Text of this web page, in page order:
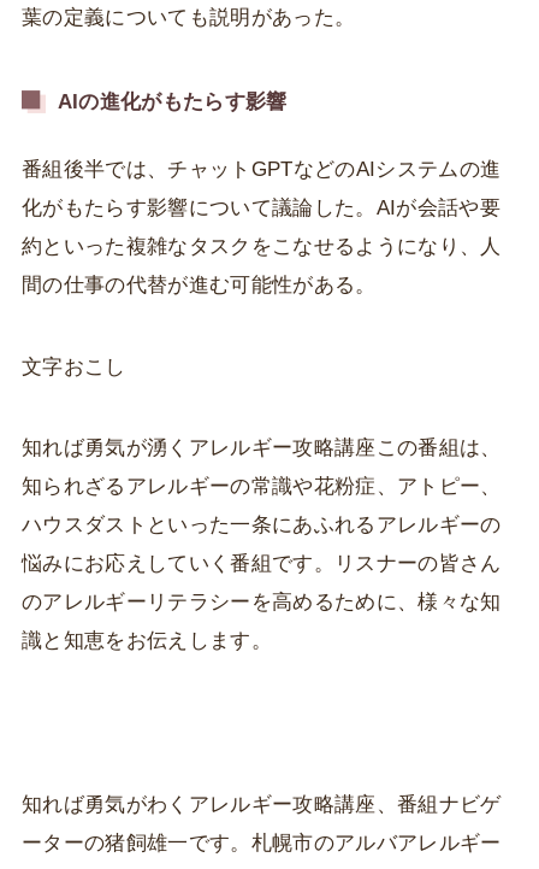
葉の定義についても説明があった。
AIの進化がもたらす影響
番組後半では、チャットGPTなどのAIシステムの進
化がもたらす影響について議論した。AIが会話や要
約といった複雑なタスクをこなせるようになり、人
間の仕事の代替が進む可能性がある。
文字おこし
知れば勇気が湧くアレルギー攻略講座この番組は、
知られざるアレルギーの常識や花粉症、アトピー、
ハウスダストといった一条にあふれるアレルギーの
悩みにお応えしていく番組です。リスナーの皆さん
のアレルギーリテラシーを高めるために、様々な知
識と知恵をお伝えします。
知れば勇気がわくアレルギー攻略講座、番組ナビゲ
ーターの猪飼雄一です。札幌市のアルバアレルギー